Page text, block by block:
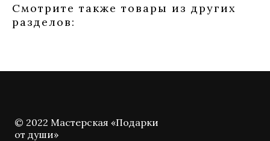
Смотрите также товары из других
разделов:
© 2022 Мастерская «Подарки
от души»